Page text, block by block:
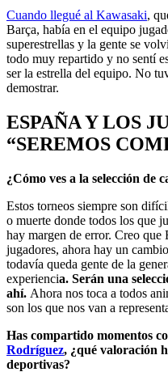
Cuando llegué al Kawasaki,
Barça, había en el equipo
superestrellas y la gente se
todo muy repartido y no sentí
ser la estrella del equipo. No
demostrar.
ESPAÑA Y LOS
“SEREMOS
¿Cómo ves a la selección de
Estos torneos siempre son
o muerte donde todos los que
hay margen de error. Creo que
jugadores, ahora hay un
todavía queda gente de la
experiencia. Serán una
ahí. Ahora nos toca a todos
son los que nos van a
Has compartido momentos
Rodríguez, ¿qué valoración
deportivas?